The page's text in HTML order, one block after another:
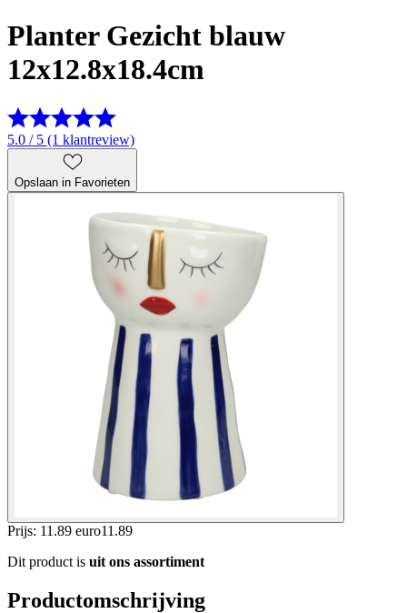
Planter Gezicht blauw
12x12.8x18.4cm
5.0 / 5 (1 klantreview)
Opslaan in Favorieten
Prijs: 11.89 euro11 .89
Dit product is uit ons assortiment
Productomschrijving